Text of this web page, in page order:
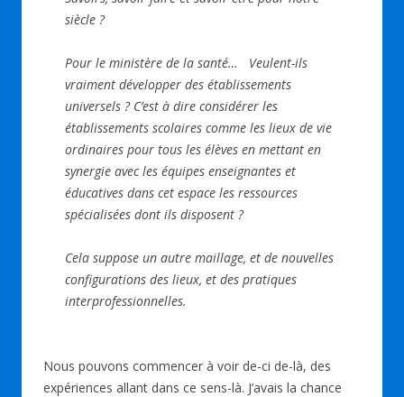
siècle ?
Pour le ministère de la santé… Veulent-ils
vraiment développer des établissements
universels ? C’est à dire considérer les
établissements scolaires comme les lieux de vie
ordinaires pour tous les élèves en mettant en
synergie avec les équipes enseignantes et
éducatives dans cet espace les ressources
spécialisées dont ils disposent ?
Cela suppose un autre maillage, et de nouvelles
configurations des lieux, et des pratiques
interprofessionnelles.
Nous pouvons commencer à voir de-ci de-là, des
expériences allant dans ce sens-là. J’avais la chance